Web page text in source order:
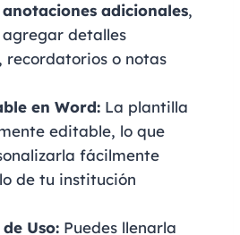
anotaciones adicionales,
detalles
recordatorios o notas
en Word: La plantilla
editable, lo que
fácilmente
de tu institución
Uso: Puedes llenarla